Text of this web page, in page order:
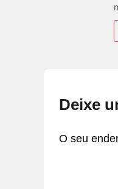
Deixe
O seu